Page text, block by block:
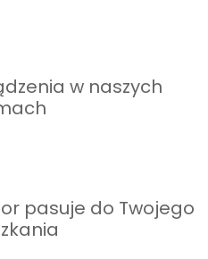
w naszych
pasuje do Twojego